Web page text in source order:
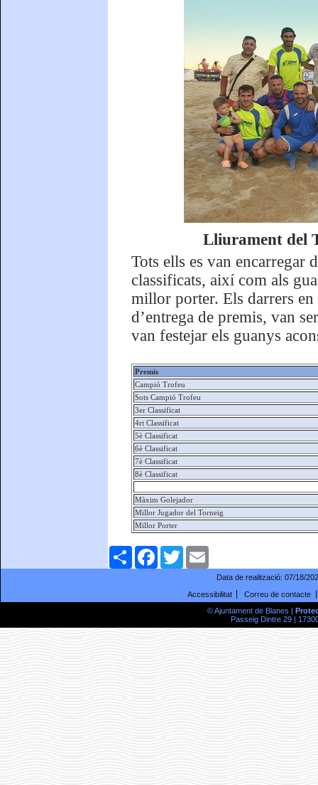
Lliurament del
Tots ells es van encarregar
classificats, així com als
millor porter. Els darrers en
d’entrega de premis, van
van festejar els guanys
Premis
Campió Trofeu
Sots Campió Trofeu
3er Classificat
4rt Classificat
5è Classificat
6è Classificat
7è Classificat
8è Classificat
Màxim Golejador
Millor Jugador del Torneig
Millor Porter
ComparteixFacebookTwitter
Data de realització: 07/18/
Accessibilitat
Correu de contacte
© Ajuntament de Blanes |
Passeig Dintre 29 |